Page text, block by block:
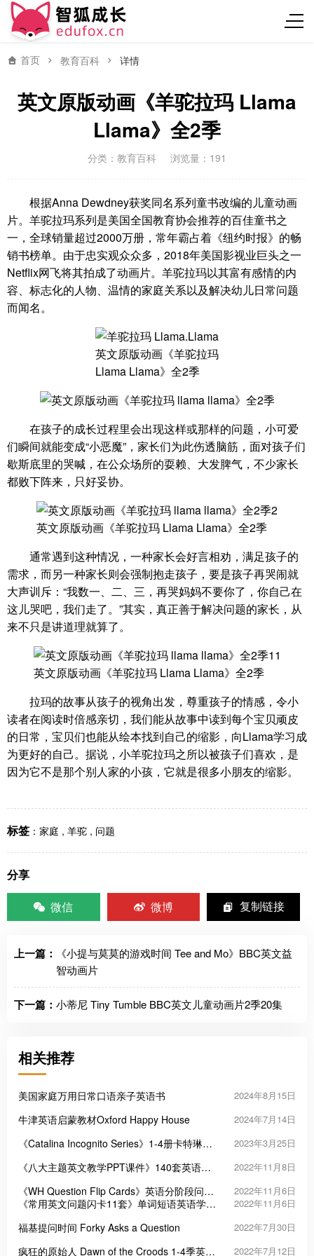
首页 教育百科 详情
英文原版动画《羊驼拉玛 Llama
Llama》全2季
分类： 教育百科 浏览量：191
根据Anna Dewdney获奖同名系列童书改编的儿童动画
片。羊驼拉玛系列是美国全国教育协会推荐的百佳童书之
一，全球销量超过2000万册，常年霸占着《纽约时报》的畅
销书榜单。由于忠实观众众多，2018年美国影视业巨头之一
Netflix网飞将其拍成了动画片。羊驼拉玛以其富有感情的内
容、标志化的人物、温情的家庭关系以及解决幼儿日常问题
而闻名。
英文原版动画《羊驼拉玛
Llama Llama》全2季
在孩子的成长过程里会出现这样或那样的问题，小可爱
们瞬间就能变成“小恶魔”，家长们为此伤透脑筋，面对孩子们
歇斯底里的哭喊，在公众场所的耍赖、大发脾气，不少家长
都败下阵来，只好妥协。
英文原版动画《羊驼拉玛 Llama Llama》全2季
通常遇到这种情况，一种家长会好言相劝，满足孩子的
需求，而另一种家长则会强制抱走孩子，要是孩子再哭闹就
大声训斥：“我数一、二、三，再哭妈妈不要你了，你自己在
这儿哭吧，我们走了。”其实，真正善于解决问题的家长，从
来不只是讲道理就算了。
英文原版动画《羊驼拉玛 Llama Llama》全2季
拉玛的故事从孩子的视角出发，尊重孩子的情感，令小
读者在阅读时倍感亲切，我们能从故事中读到每个宝贝顽皮
的日常，宝贝们也能从绘本找到自己的缩影，向Llama学习成
为更好的自己。据说，小羊驼拉玛之所以被孩子们喜欢，是
因为它不是那个别人家的小孩，它就是很多小朋友的缩影。
标签 ： 家庭 , 羊驼 , 问题
分享
微信
微博 复制链接
上一篇：
《小提与莫莫的游戏时间 Tee and Mo》BBC英文益
智动画片
下一篇： 小蒂尼 Tiny Tumble BBC英文儿童动画片2季20集
相关推荐
美国家庭万用日常口语亲子英语书 2024年8月15日
牛津英语启蒙教材Oxford Happy House 2024年7月14日
《Catalina Incognito Series》1-4册卡特琳娜
2023年3月25日
《八大主题英文教学PPT课件》140套英语启
2022年11月8日
《WH Question Flip Cards》英语分阶段问题
任务闪卡PDF
2022年11月6日
《常用英文问题闪卡11套》单词短语英语学习
2022年11月6日
福基提问时间 Forky Asks a Question 2022年7月30日
疯狂的原始人 Dawn of the Croods 1-4季英文 2022年7月12日